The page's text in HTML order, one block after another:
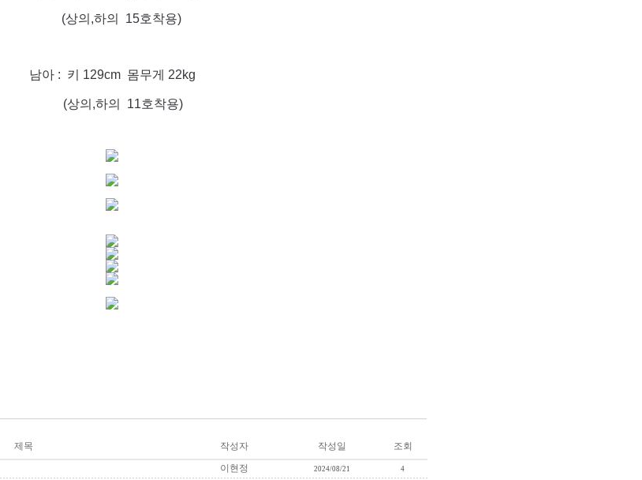
(상의,하의 15호착용)
남아 : 키 129cm 몸무게 22kg
(상의,하의 11호착용)
제목 작성자 작성일 조회
이현정 2024/08/21 4